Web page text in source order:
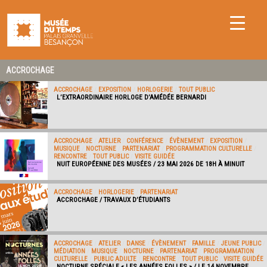
ACCROCHAGE
ACCROCHAGE EXPOSITION HORLOGERIE TOUT PUBLIC
L’EXTRAORDINAIRE HORLOGE D’AMÉDÉE BERNARDI
ACCROCHAGE ATELIER/ CONFÉRENCE ÉVÈNEMENT/ EXPOSITION
MUSIQUE
NOCTURNE PARTENARIAT/ PROGRAMMATION CULTURELLE
RENCONTRE
TOUT PUBLIC/ VISITE GUIDÉE
NUIT EUROPÉENNE DES MUSÉES / 23 MAI 2026 DE 18H À MINUIT
ACCROCHAGE HORLOGERIE PARTENARIAT
ACCROCHAGE / TRAVAUX D’ÉTUDIANTS
ACCROCHAGE ATELIER/ DANSE ÉVÈNEMENT/ FAMILLE JEUNE PUBLIC/
MÉDIATION
MUSIQUE NOCTURNE PARTENARIAT/ PROGRAMMATION
CULTURELLE
PUBLIC ADULTE RENCONTRE TOUT PUBLIC/ VISITE GUIDÉE